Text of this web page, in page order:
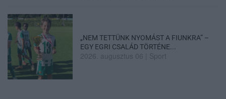
„NEM TETTÜNK NYOMÁST A FIUNKRA” –
EGY EGRI CSALÁD TÖRTÉNE...
2026. augusztus 06 Sport